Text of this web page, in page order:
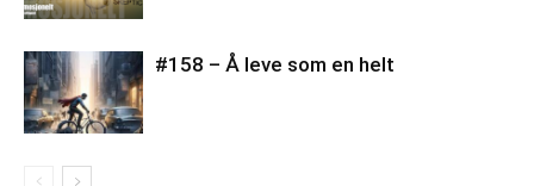
#158 – Å leve som en helt